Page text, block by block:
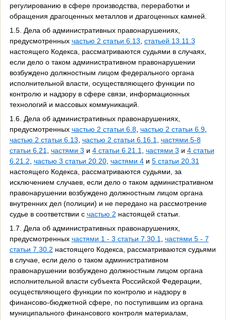
регулированию в сфере производства, переработки и
обращения драгоценных металлов и драгоценных камней.
1.5. Дела об административных правонарушениях,
предусмотренных частью 2 статьи 6.13 статьей 13.11.3
настоящего Кодекса, рассматриваются судьями в случаях,
если дело о таком административном правонарушении
возбуждено должностным лицом федерального органа
исполнительной власти, осуществляющего функции по
контролю и надзору в сфере связи, информационных
технологий и массовых коммуникаций.
1.6. Дела об административных правонарушениях,
предусмотренных частью 2 статьи 6.8, частью 2 статьи 6.9,
частью 2 статьи 6.13 частью 2 статьи 6.16.1
частями 5-8
статьи 6.21
частями 3 и 4 статьи 6.21.1 частями 3 и 4 статьи
6.21.2 частью 3 статьи 20.20, частями 4и 5 статьи 20.31
настоящего Кодекса, рассматриваются судьями, за
исключением случаев, если дело о таком административном
правонарушении возбуждено должностным лицом органа
внутренних дел (полиции) и не передано на рассмотрение
судье в соответствии с частью 2 настоящей статьи.
1.7. Дела об административных правонарушениях,
предусмотренных частями 1 - 3 статьи 7.30.1
частями 5 - 7
статьи 7.30.2 настоящего Кодекса, рассматриваются судьями
в случае, если дело о таком административном
правонарушении возбуждено должностным лицом органа
исполнительной власти субъекта Российской Федерации,
осуществляющего функции по контролю и надзору в
финансово-бюджетной сфере, по поступившим из органа
муниципального финансового контроля материалам,